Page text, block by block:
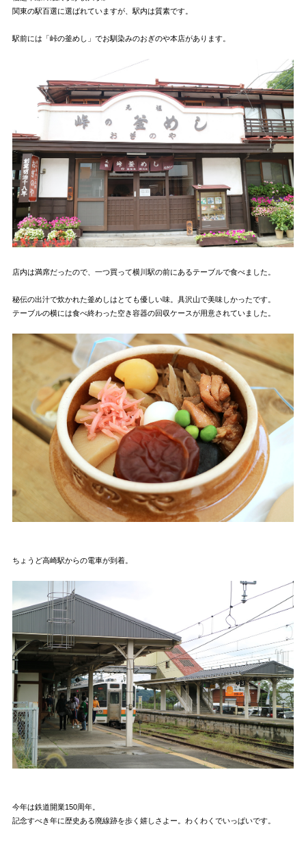
関東の駅百選に選ばれていますが、駅内は質素です。
駅前には「峠の釜めし」でお馴染みのおぎのや本店があります。
店内は満席だったので、一つ買って横川駅の前にあるテーブルで食べました。
秘伝の出汁で炊かれた釜めしはとても優しい味。具沢山で美味しかったです。
テーブルの横には食べ終わった空き容器の回収ケースが用意されていました。
ちょうど高崎駅からの電車が到着。
今年は鉄道開業150周年。
記念すべき年に歴史ある廃線跡を歩く嬉しさよー。わくわくでいっぱいです。